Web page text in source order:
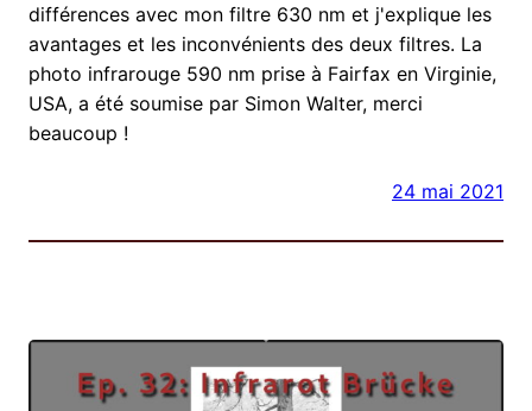
différences avec mon filtre 630 nm et j'explique les
avantages et les inconvénients des deux filtres. La
photo infrarouge 590 nm prise à Fairfax en Virginie,
USA, a été soumise par Simon Walter, merci
beaucoup !
24 mai 2021